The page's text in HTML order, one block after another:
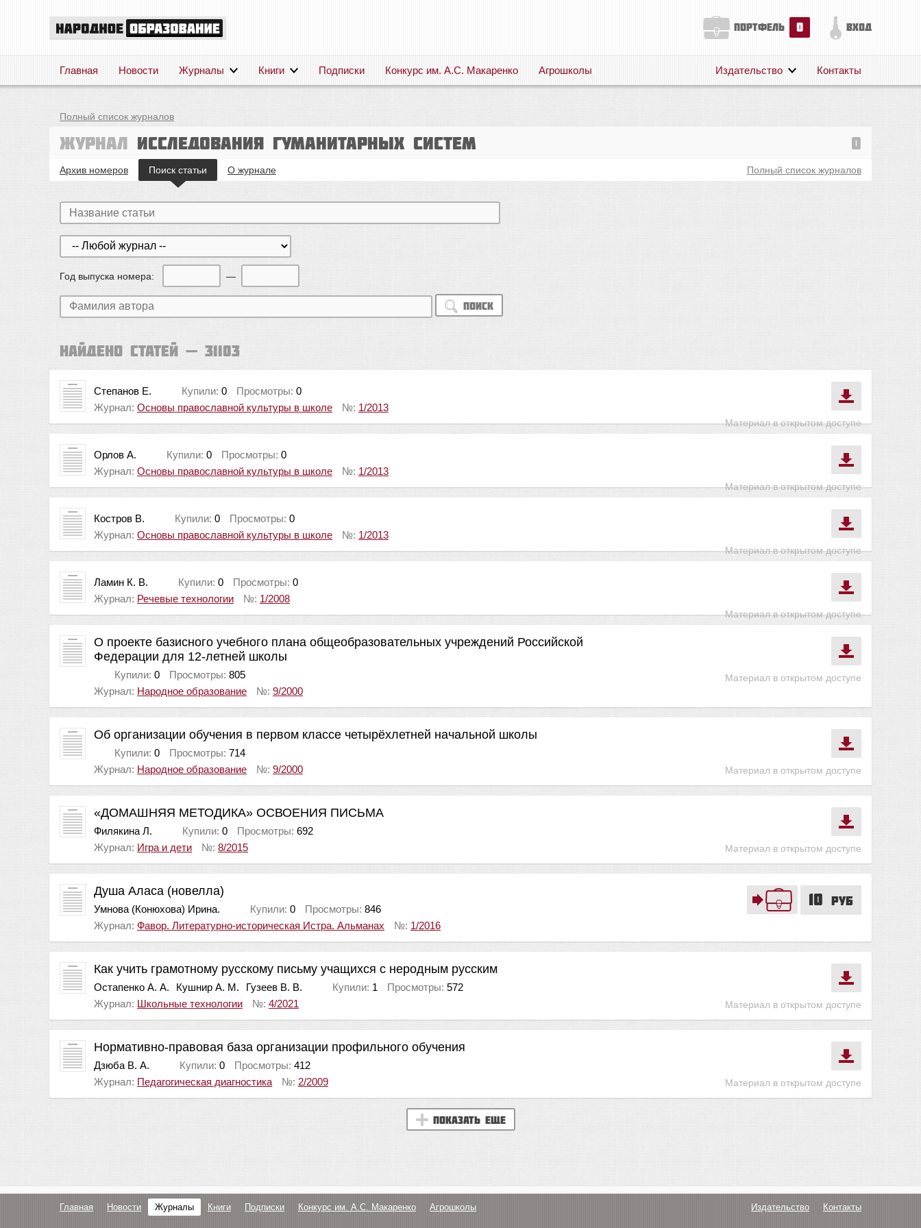
портфель 0 вход
Главная Новости Журналы Книги Подписки Конкурс им. А.С. Макаренко Агрошколы Издательство Контакты
Полный список журналов
Журнал Исследования гуманитарных систем 0
Полный список журналов
Архив номеров Поиск статьи О журнале
Год выпуска номера: —
Поиск
Найдено статей — 31103
Материал в открытом доступе
Степанов Е. Купили: 0 Просмотры: 0
Журнал: Основы православной культуры в школе №: 1/2013
Материал в открытом доступе
Орлов А. Купили: 0 Просмотры: 0
Журнал: Основы православной культуры в школе №: 1/2013
Материал в открытом доступе
Костров В. Купили: 0 Просмотры: 0
Журнал: Основы православной культуры в школе №: 1/2013
Материал в открытом доступе
Ламин К. В. Купили: 0 Просмотры: 0
Журнал: Речевые технологии №: 1/2008
Материал в открытом доступе
О проекте базисного учебного плана общеобразовательных учреждений Российской
Федерации для 12-летней школы
Купили: 0 Просмотры: 805
Журнал: Народное образование №: 9/2000
Материал в открытом доступе
Об организации обучения в первом классе четырёхлетней начальной школы
Купили: 0 Просмотры: 714
Журнал: Народное образование №: 9/2000
Материал в открытом доступе
«ДОМАШНЯЯ МЕТОДИКА» ОСВОЕНИЯ ПИСЬМА
Филякина Л. Купили: 0 Просмотры: 692
Журнал: Игра и дети №: 8/2015
10 руб
Душа Аласа (новелла)
Умнова (Конюхова) Ирина. Купили: 0 Просмотры: 846
Журнал: Фавор. Литературно-историческая Истра. Альманах №: 1/2016
Материал в открытом доступе
Как учить грамотному русскому письму учащихся с неродным русским
Остапенко А. А. Кушнир А. М. Гузеев В. В. Купили: 1 Просмотры: 572
Журнал: Школьные технологии №: 4/2021
Материал в открытом доступе
Нормативно-правовая база организации профильного обучения
Дзюба В. А. Купили: 0 Просмотры: 412
Журнал: Педагогическая диагностика №: 2/2009
Показать еще
Главная Новости Журналы Книги Подписки Конкурс им. А.С. Макаренко Агрошколы Издательство Контакты